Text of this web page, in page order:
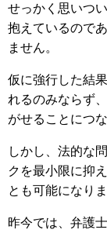
せっかく思いつ
抱えているので
ません。
仮に強行した結
れるのみならず
がせることにつ
しかし、法的な
クを最小限に抑
とも可能になりま
昨今では、弁護